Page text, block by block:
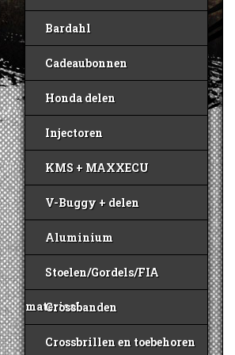
Bardahl
Cadeaubonnen
Honda delen
Injectoren
KMS + MAXXECU
V-Buggy + delen
Aluminium
Stoelen/Gordels/FIA
materiaal
Crossbanden
Crossbrillen en toebehoren